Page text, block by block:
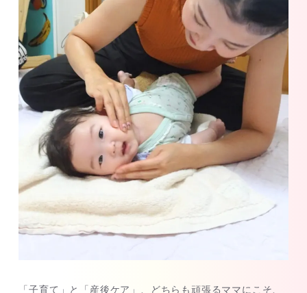
「子育て」と「産後ケア」、どちらも頑張るママにこそ、